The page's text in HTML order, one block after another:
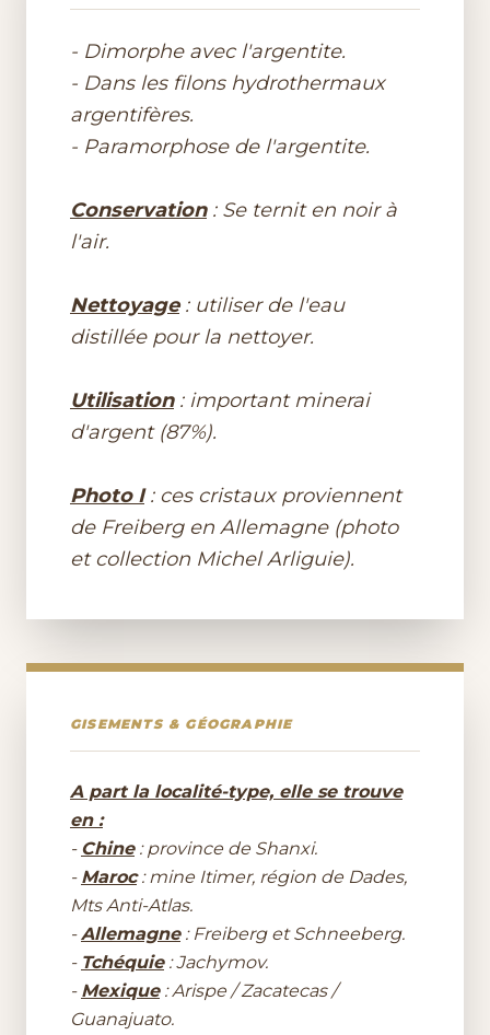
- Dimorphe avec l'argentite.
- Dans les filons hydrothermaux
argentifères.
- Paramorphose de l'argentite.
Conservation: Se ternit en noir à
l'air.
Nettoyage: utiliser de l'eau
distillée pour la nettoyer.
Utilisation: important minerai
d'argent (87%).
Photo I: ces cristaux proviennent
de Freiberg en Allemagne (photo
et collection Michel Arliguie).
GISEMENTS & GÉOGRAPHIE
A part la localité-type, elle se trouve
en :
- Chine: province de Shanxi.
- Maroc: mine Itimer, région de Dades,
Mts Anti-Atlas.
-Allemagne: Freiberg et Schneeberg.
- Tchéquie: Jachymov.
- Mexique: Arispe / Zacatecas /
Guanajuato.